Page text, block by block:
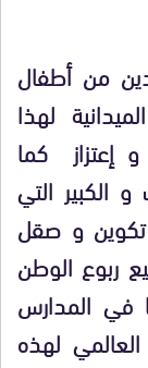
من أطفال
لهذا
إعتزاز كما
الكبير التي
تكوين و صقل
ربوع الوطن
في المدارس
لهذه